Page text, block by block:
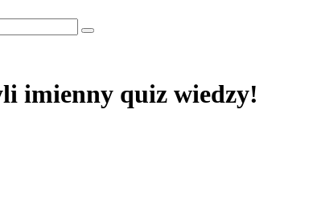
imienny quiz wiedzy!